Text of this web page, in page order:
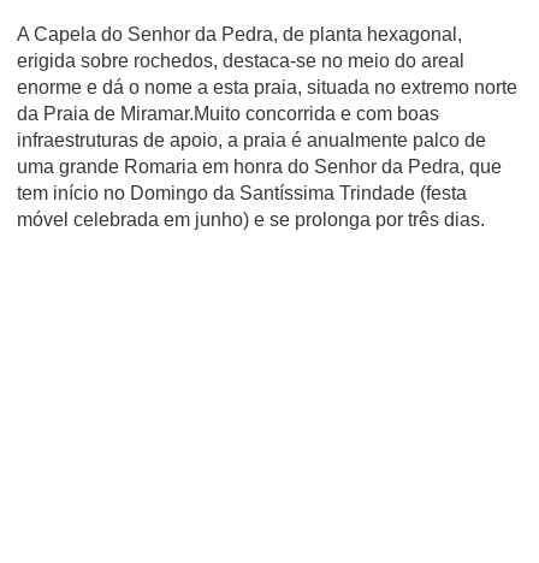
A Capela do Senhor da Pedra, de planta hexagonal,
erigida sobre rochedos, destaca-se no meio do areal
enorme e dá o nome a esta praia, situada no extremo norte
da Praia de Miramar.Muito concorrida e com boas
infraestruturas de apoio, a praia é anualmente palco de
uma grande Romaria em honra do Senhor da Pedra, que
tem início no Domingo da Santíssima Trindade (festa
móvel celebrada em junho) e se prolonga por três dias.